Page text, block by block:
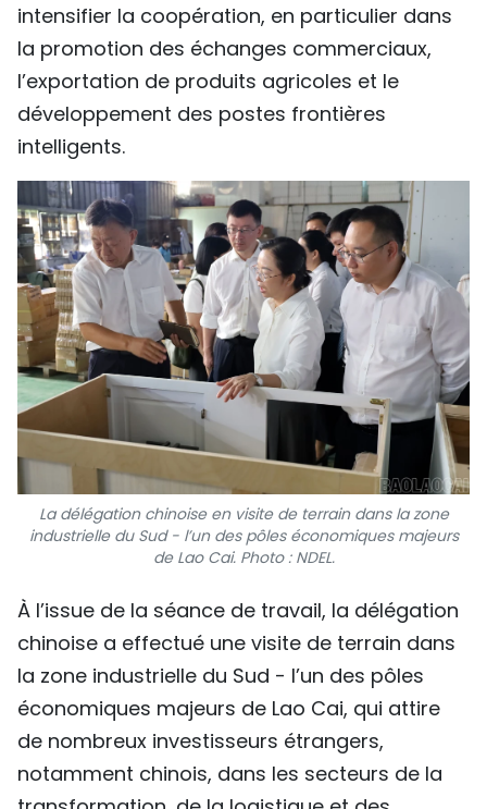
intensifier la coopération, en particulier dans
la promotion des échanges commerciaux,
l’exportation de produits agricoles et le
développement des postes frontières
intelligents.
La délégation chinoise en visite de terrain dans la zone
industrielle du Sud - l’un des pôles économiques majeurs
de Lao Cai. Photo : NDEL.
À l’issue de la séance de travail, la délégation
chinoise a effectué une visite de terrain dans
la zone industrielle du Sud - l’un des pôles
économiques majeurs de Lao Cai, qui attire
de nombreux investisseurs étrangers,
notamment chinois, dans les secteurs de la